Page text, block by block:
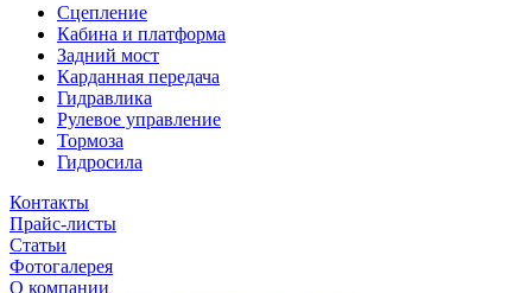
Сцепление
Кабина и платформа
Задний мост
Карданная передача
Гидравлика
Рулевое управление
Тормоза
Гидросила
Контакты
Прайс-листы
Статьи
Фотогалерея
О компании